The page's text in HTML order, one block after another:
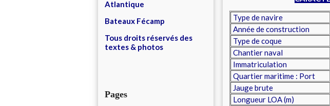
Atlantique
Bateaux Fécamp
Tous droits réservés des
textes & photos
Pages
Type de navire
Année de construction
Type de coque
Chantier naval
Immatriculation
Quartier maritime : Port
Jauge brute
Longueur LOA (m)